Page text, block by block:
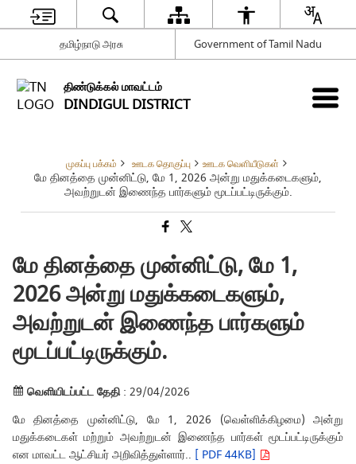
தமிழ்நாடு அரசு Government of Tamil Nadu
திண்டுக்கல் மாவட்டம்
DINDIGUL DISTRICT
முகப்பு பக்கம் ஊடக தொகுப்பு ஊடக வெளியீடுகள்
மே தினத்தை முன்னிட்டு, மே 1, 2026 அன்று மதுக்கடைகளும்,
அவற்றுடன் இணைந்த பார்களும் மூடப்பட்டிருக்கும்.
மே தினத்தை முன்னிட்டு, மே 1,
2026 அன்று மதுக்கடைகளும்,
அவற்றுடன் இணைந்த பார்களும்
மூடப்பட்டிருக்கும்.
வெளியிடப்பட்ட தேதி: 29/04/2026
மே தினத்தை முன்னிட்டு, மே 1, 2026 (வெள்ளிக்கிழமை) அன்று
மதுக்கடைகள் மற்றும் அவற்றுடன் இணைந்த பார்கள் மூடப்பட்டிருக்கும்
என மாவட்ட ஆட்சியர் அறிவித்துள்ளார்.. [ PDF 44KB]